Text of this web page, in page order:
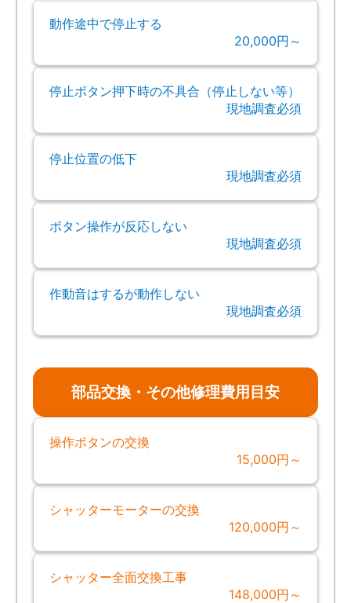
動作途中で停止する
20,000円～
停止ボタン押下時の不具合（停止しない等）
現地調査必須
停止位置の低下
現地調査必須
ボタン操作が反応しない
現地調査必須
作動音はするが動作しない
現地調査必須
部品交換・その他修理費用目安
操作ボタンの交換
15,000円～
シャッターモーターの交換
120,000円～
シャッター全面交換工事
148,000円～